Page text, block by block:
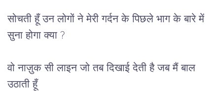
सोचती हूँ उन लोगों ने मेरी गर्दन के पिछले भाग के बारे में
सुना होगा क्या ?
वो नाज़ुक सी लाइन जो तब दिखाई देती है जब मैं बाल
उठाती हूँ